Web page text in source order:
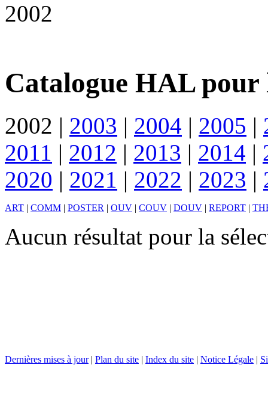
2002
Catalogue HAL pour
2002 | 2003 | 2004 | 2005 |
2011 | 2012 | 2013 | 2014 |
2020 | 2021 | 2022 | 2023 |
ART | COMM | POSTER | OUV | COUV | DOUV | REPORT |
Aucun résultat pour la
Dernières mises à jour| Plan du site | Index du site | Notice Légale |